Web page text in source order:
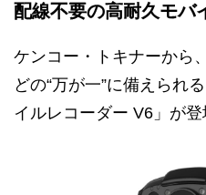
配線不要の高耐久モバ
ケンコー・トキナーから
どの“万が一”に備えられ
イルレコーダー V6」が登